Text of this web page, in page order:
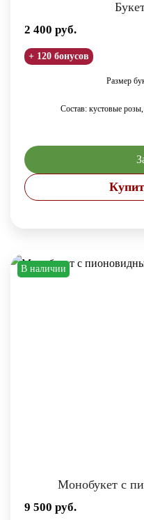
2 400 руб.
+ 120 бонусов
Размер
Состав: кустовые
В наличии
Монобукет с
9 500 руб.